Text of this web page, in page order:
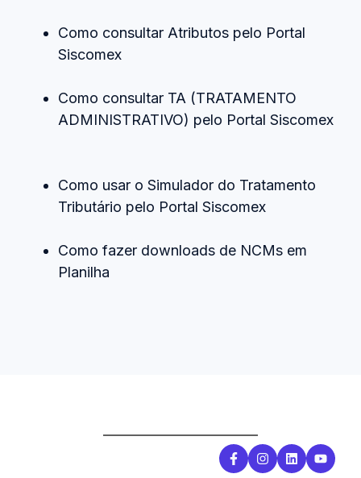
Como consultar Atributos pelo Portal
Siscomex
Como consultar TA (TRATAMENTO
ADMINISTRATIVO) pelo Portal Siscomex
Como usar o Simulador do Tratamento
Tributário pelo Portal Siscomex
Como fazer downloads de NCMs em
Planilha